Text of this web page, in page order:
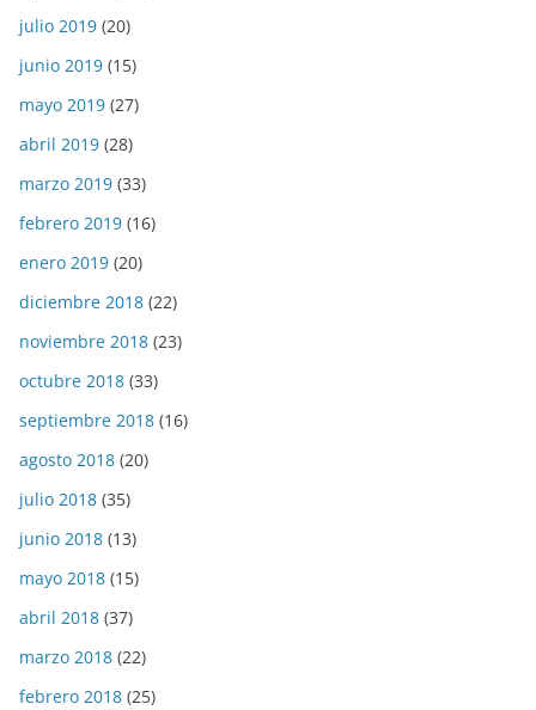
julio 2019 (20)
junio 2019 (15)
mayo 2019 (27)
abril 2019 (28)
marzo 2019 (33)
febrero 2019 (16)
enero 2019 (20)
diciembre 2018 (22)
noviembre 2018 (23)
octubre 2018 (33)
septiembre 2018 (16)
agosto 2018 (20)
julio 2018 (35)
junio 2018 (13)
mayo 2018 (15)
abril 2018 (37)
marzo 2018 (22)
febrero 2018 (25)